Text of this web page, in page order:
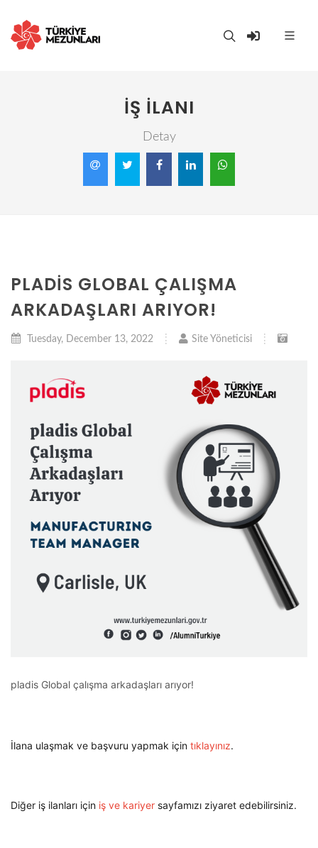
İŞ İLANI
Detay
PLADIS GLOBAL ÇALIŞMA
ARKADAŞLARI ARIYOR!
Tuesday, December 13, 2022 Site Yöneticisi
pladis Global çalışma arkadaşları arıyor!
İlana ulaşmak ve başvuru yapmak için tıklayınız.
Diğer iş ilanları için iş ve kariyer sayfamızı ziyaret edebilirsiniz.